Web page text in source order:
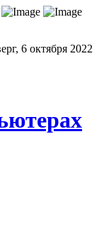
6 октября 2022